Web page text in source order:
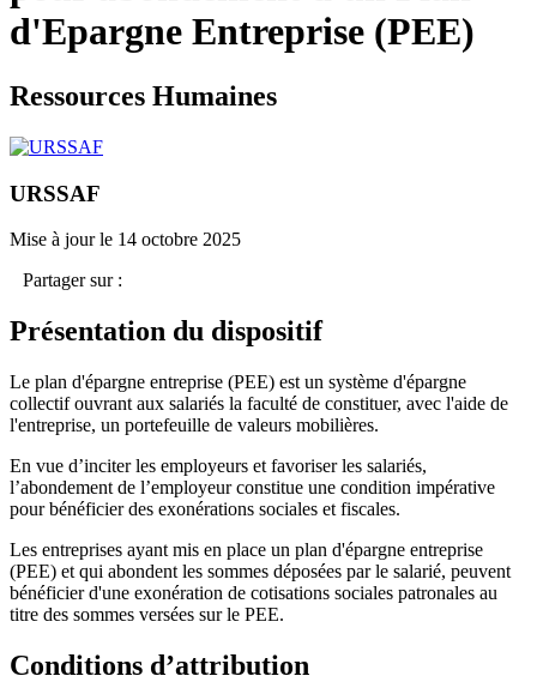
d'Epargne Entreprise (PEE)
Ressources Humaines
URSSAF
Mise à jour le 14 octobre 2025
Partager sur :
Présentation du dispositif
Le plan d'épargne entreprise (PEE) est un système d'épargne
collectif ouvrant aux salariés la faculté de constituer, avec l'aide de
l'entreprise, un portefeuille de valeurs mobilières.
En vue d’inciter les employeurs et favoriser les salariés,
l’abondement de l’employeur constitue une condition impérative
pour bénéficier des exonérations sociales et fiscales.
Les entreprises ayant mis en place un plan d'épargne entreprise
(PEE) et qui abondent les sommes déposées par le salarié, peuvent
bénéficier d'une exonération de cotisations sociales patronales au
titre des sommes versées sur le PEE.
Conditions d’attribution